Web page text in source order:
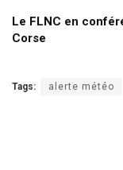
Le FLNC en
Corse
Tags: alerte météo